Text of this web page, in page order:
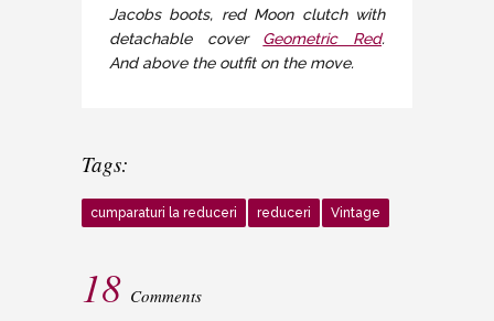
Jacobs boots, red Moon clutch with
detachable cover Geometric Red.
And above the outfit on the move.
Tags:
cumparaturi la reduceri reduceri Vintage
18 Comments